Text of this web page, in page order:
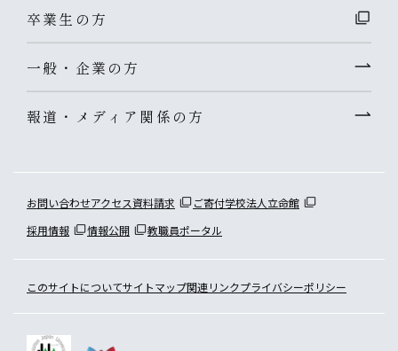
卒業生の方
一般・企業の方
報道・メディア関係の方
お問い合わせアクセス資料請求 ご寄付学校法人立命館
採用情報
情報公開 教職員ポータル
このサイトについてサイトマップ関連リンクプライバシーポリシー